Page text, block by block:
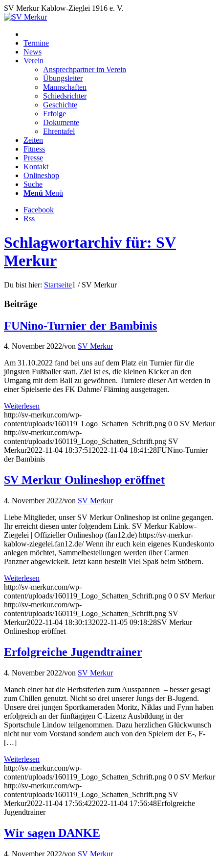
SV Merkur Kablow-Zieglei 1916 e. V.
Termine
News
Verein
Ansprechpartner im Verein
Übungsleiter
Mannschaften
Schiedsrichter
Geschichte
Erfolge
Dokumente
Ehrentafel
Zeiten
Fitness
Presse
Kontakt
Onlineshop
Suche
Menü Menü
Facebook
Rss
Schlagwortarchiv für: SV
Merkur
Du bist hier: Startseite1 / SV Merkur
Beiträge
FUNino-Turnier der Bambinis
4. November 2022/von SV Merkur
Am 31.10.2022 fand bei uns auf dem Platz ein Turnier für die
jüngsten Fußballer statt. Ziel ist es, die kleinen Kicker an den
Umgang mit dem Ball zu gewöhnen. Turniere dieser Art werden in
einer Spielserie des FK Dahme/ Fläming ausgetragen.
Weiterlesen
http://sv-merkur.com/wp-
content/uploads/160119_Logo_Schatten_Schrift.png 0 0 SV Merkur
http://sv-merkur.com/wp-
content/uploads/160119_Logo_Schatten_Schrift.png SV
Merkur2022-11-04 18:37:512022-11-04 18:41:28FUNino-Turnier
der Bambinis
SV Merkur Onlineshop eröffnet
4. November 2022/von SV Merkur
Liebe Mitglieder, unser SV Merkur Onlineshop ist online gegangen.
Ihr erreicht diesen unter folgendem Link. SV Merkur Kablow-
Ziegelei | Offizieller Onlineshop (fan12.de) https://sv-merkur-
kablow-ziegelei.fan12.de/ Wenn ihr euch kein eigenes Kundeskonto
anlegen möchtet, Sammelbestellungen werden über Carmen
Panzner abgewickelt. Jetzt kann bestellt Viel Spaß beim Stöbern.
Weiterlesen
http://sv-merkur.com/wp-
content/uploads/160119_Logo_Schatten_Schrift.png 0 0 SV Merkur
http://sv-merkur.com/wp-
content/uploads/160119_Logo_Schatten_Schrift.png SV
Merkur2022-11-04 18:30:132022-11-05 09:18:28SV Merkur
Onlineshop eröffnet
Erfolgreiche Jugendtrainer
4. November 2022/von SV Merkur
Manch einer hat die Herbstferien zum Ausspannen – besser gesagt
zum Chillen genutzt. Nicht so drei unserer Jungs der B-Jugend.
Unsere drei jungen Sportkameraden Moritz, Niklas und Fynn haben
erfolgreich an der fünftägigen C-Lizenz Ausbildung in der
Sportschule Lindow teilgenommen. Dazu herzlichen Glückwunsch
nicht nur vom Vorstand sondern auch von den Spielern der E-, F-
[…]
Weiterlesen
http://sv-merkur.com/wp-
content/uploads/160119_Logo_Schatten_Schrift.png 0 0 SV Merkur
http://sv-merkur.com/wp-
content/uploads/160119_Logo_Schatten_Schrift.png SV
Merkur2022-11-04 17:56:422022-11-04 17:56:48Erfolgreiche
Jugendtrainer
Wir sagen DANKE
4. November 2022/von SV Merkur